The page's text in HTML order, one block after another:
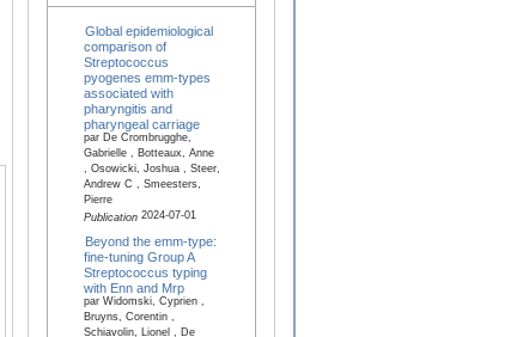
Global epidemiological
comparison of
Streptococcus
pyogenes emm-types
associated with
pharyngitis and
pharyngeal carriage
par De Crombrugghe,
Gabrielle , Botteaux, Anne
, Osowicki, Joshua , Steer,
Andrew C , Smeesters,
Pierre
Publication2024-07-01
Beyond the emm-type:
fine-tuning Group A
Streptococcus typing
with Enn and Mrp
par Widomski, Cyprien ,
Bruyns, Corentin ,
Schiavolin, Lionel , De